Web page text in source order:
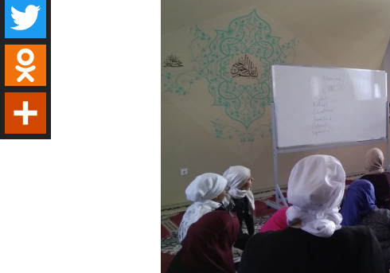
VK
Twitter
Odnoklassniki